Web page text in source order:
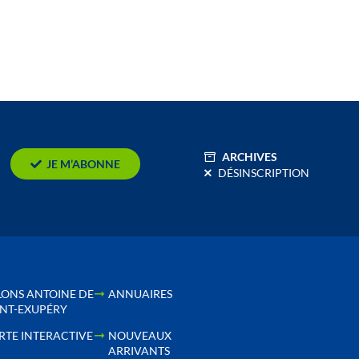
JE M’ABONNE
ARCHIVES
DÉSINSCRIPTION
ANTOINE DE
EXUPÉRY
ANNUAIRES
INTERACTIVE
NOUVEAUX
ARRIVANTS